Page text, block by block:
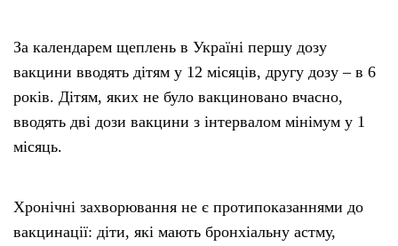
За календарем щеплень в Україні першу дозу
вакцини вводять дітям у 12 місяців, другу дозу – в 6
років. Дітям, яких не було вакциновано вчасно,
вводять дві дози вакцини з інтервалом мінімум у 1
місяць.
Хронічні захворювання не є протипоказаннями до
вакцинації: діти, які мають бронхіальну астму,